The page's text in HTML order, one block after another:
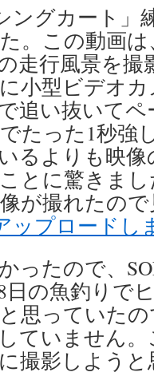
ングカート」
。この動画
走行風景を
小型ビデオ
追い抜いて
たった1秒強
るよりも映
とに驚きま
が撮れたの
ップロードし
ったので、
日の魚釣りで
思っていた
ていません
撮影しよう